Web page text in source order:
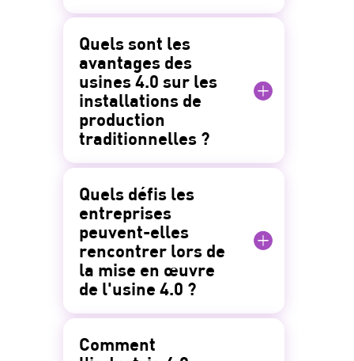
Quels sont les
avantages des
usines 4.0 sur les
installations de
production
traditionnelles ?
Quels défis les
entreprises
peuvent-elles
rencontrer lors de
la mise en œuvre
de l'usine 4.0 ?
Comment